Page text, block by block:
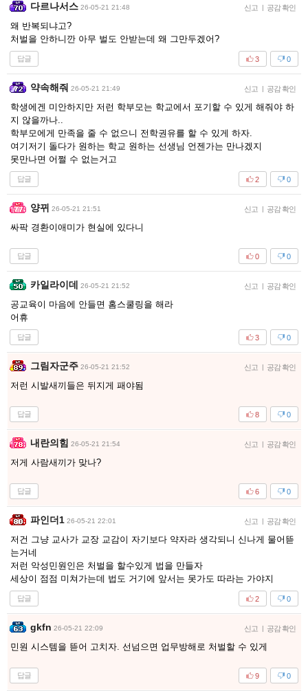
다르나서스 26-05-21 21:48 신고 | 공감 확인
왜 반복되냐고?
처벌을 안하니깐 아무 벌도 안받는데 왜 그만두겠어?
답글 0
3
약속해줘 26-05-21 21:49 신고 | 공감 확인
학생에겐 미안하지만 저런 학부모는 학교에서 포기할 수 있게 해줘야 하
지 않을까나..
학부모에게 만족을 줄 수 없으니 전학권유를 할 수 있게 하자.
여기저기 돌다가 원하는 학교 원하는 선생님 언젠가는 만나겠지
못만나면 어쩔 수 없는거고
답글 0
2
양뀌 26-05-21 21:51 신고 | 공감 확인
싸팍 경환이애미가 현실에 있다니
답글 0
0
카일라이데 26-05-21 21:52 신고 | 공감 확인
공교육이 마음에 안들면 홈스쿨링을 해라
어휴
답글 0
3
그림자군주 26-05-21 21:52 신고 | 공감 확인
저런 시발새끼들은 뒤지게 패야됨
답글 0
8
내란의힘 26-05-21 21:54 신고 | 공감 확인
저게 사람새끼가 맞나?
답글 0
6
파인더1 26-05-21 22:01 신고 | 공감 확인
저건 그냥 교사가 교장 교감이 자기보다 약자라 생각되니 신나게 물어뜯
는거네
저런 악성민원인은 처벌을 할수있게 법을 만들자
세상이 점점 미쳐가는데 법도 거기에 앞서는 못가도 따라는 가야지
답글 0
2
gkfn 26-05-21 22:09 신고 | 공감 확인
민원 시스템을 뜯어 고치자. 선넘으면 업무방해로 처벌할 수 있게
답글 0
9